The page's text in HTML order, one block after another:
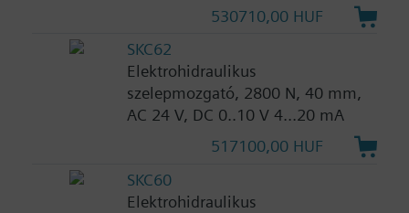
530710,00 HUF
SKC62
Elektrohidraulikus
szelepmozgató, 2800 N, 40 mm,
AC 24 V, DC 0..10 V 4...20 mA
517100,00 HUF
SKC60
Elektrohidraulikus